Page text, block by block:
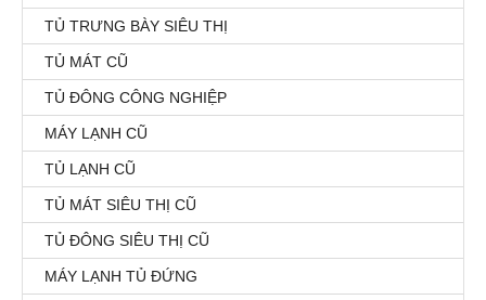
TỦ TRƯNG BÀY SIÊU THỊ
TỦ MÁT CŨ
TỦ ĐÔNG CÔNG NGHIỆP
MÁY LẠNH CŨ
TỦ LẠNH CŨ
TỦ MÁT SIÊU THỊ CŨ
TỦ ĐÔNG SIÊU THỊ CŨ
MÁY LẠNH TỦ ĐỨNG